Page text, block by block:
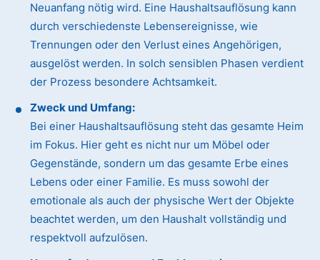
Neuanfang nötig wird. Eine Haushaltsauflösung kann
durch verschiedenste Lebensereignisse, wie
Trennungen oder den Verlust eines Angehörigen,
ausgelöst werden. In solch sensiblen Phasen verdient
der Prozess besondere Achtsamkeit.
Zweck und Umfang:
Bei einer Haushaltsauflösung steht das gesamte Heim
im Fokus. Hier geht es nicht nur um Möbel oder
Gegenstände, sondern um das gesamte Erbe eines
Lebens oder einer Familie. Es muss sowohl der
emotionale als auch der physische Wert der Objekte
beachtet werden, um den Haushalt vollständig und
respektvoll aufzulösen.